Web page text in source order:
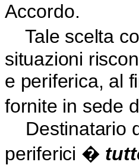
Accordo.
Tale scelta
situazioni
e periferica, al
fornite in sede
Destinatario
periferici �